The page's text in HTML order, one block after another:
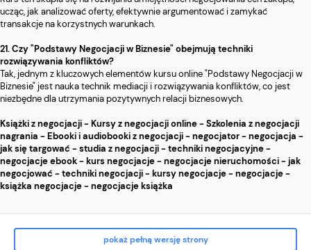
ucząc, jak analizować oferty, efektywnie argumentować i zamykać
transakcje na korzystnych warunkach.
21. Czy "Podstawy Negocjacji w Biznesie" obejmują techniki
rozwiązywania konfliktów?
Tak, jednym z kluczowych elementów kursu online "Podstawy Negocjacji w
Biznesie" jest nauka technik mediacji i rozwiązywania konfliktów, co jest
niezbędne dla utrzymania pozytywnych relacji biznesowych.
Książki z negocjacji - Kursy z negocjacji online - Szkolenia z negocjacji
nagrania - Ebooki i audiobooki z negocjacji - negocjator - negocjacja -
jak się targować - studia z negocjacji - techniki negocjacyjne -
negocjacje ebook - kurs negocjacje - negocjacje nieruchomości - jak
negocjować - techniki negocjacji - kursy negocjacje - negocjacje -
książka negocjacje - negocjacje książka
pokaż pełną wersję strony